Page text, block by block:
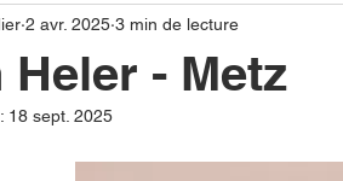
Île-de-France
Alpes- Côte d'Azur
Heler - Metz
2 avr. 2025 3 min de lecture
18 sept. 2025